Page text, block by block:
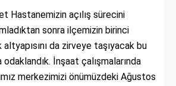
Hastanemizin açılış sürecini
sonra ilçemizin birinci
altyapısını da zirveye taşıyacak bu
odaklandık. İnşaat çalışmalarında
merkezimizi önümüzdeki Ağustos